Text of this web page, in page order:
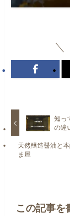
知っ
の違
天然醸造醤油と
ま屋
この記事を